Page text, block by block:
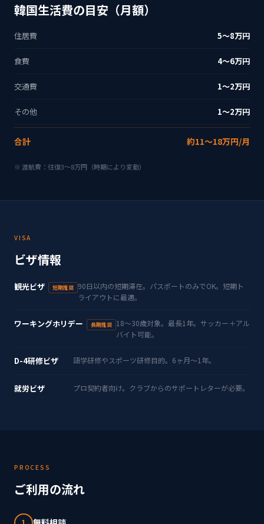
韓国生活費の目安（月額）
住居費 5〜8万円
食費 4〜6万円
交通費 1〜2万円
その他 1〜2万円
合計 約11〜18万円/月
※ 渡航費：往復3〜8万円（時期により変動）
VISA
ビザ情報
観光ビザ 短期推奨
90日以内の短期滞在。パスポートのみでOK。短期ト
ライアウトに最適。
ワーキングホリデー 長期推奨
18〜30歳対象。最長1年。サッカー＋アル
バイト可能。
D-4研修ビザ 語学研修やスポーツ研修目的。6ヶ月〜1年。
就労ビザ プロ契約者向け。クラブからのサポートレターが必要。
PROCESS
ご利用の流れ